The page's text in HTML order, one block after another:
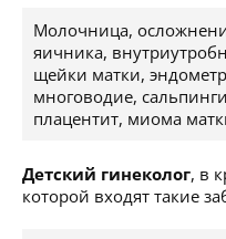
Молочница,
яичника,
щейки матки,
многоводие,
плацентит, миома
Детский гинеколог, в
которой входят такие